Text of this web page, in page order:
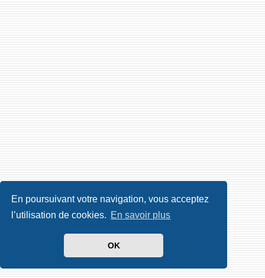
En poursuivant votre navigation, vous acceptez
l’utilisation de cookies. En savoir plus
OK